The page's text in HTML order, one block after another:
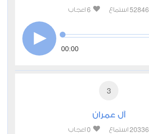
52846 استماع 6 اعجاب
00:00
3
آل عمران
20336 استماع 0 اعجاب